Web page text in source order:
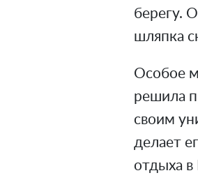
берегу.
шляпка
Особое
решила
своим
делает
отдыха в